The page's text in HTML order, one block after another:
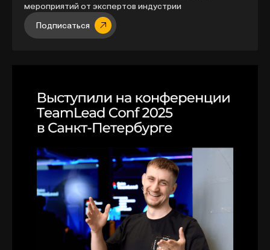
мероприятий от экспертов индустрии
Подписатьcя